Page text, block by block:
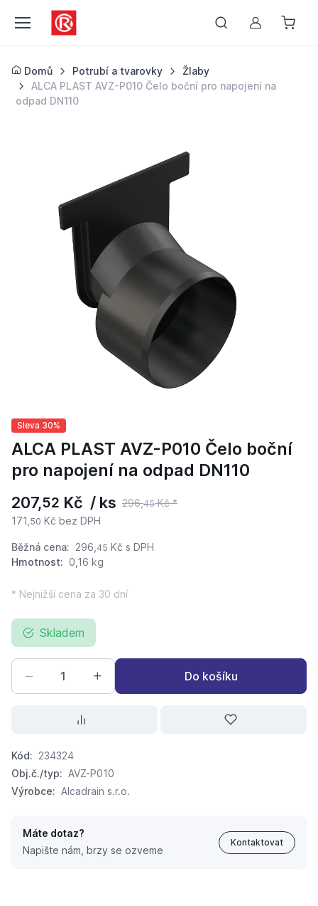
Můj účet
Domů Potrubí a tvarovky
Žlaby
ALCA PLAST AVZ-P010 Čelo boční pro napojení na
odpad DN110
Sleva 30%
ALCA PLAST AVZ-P010 Čelo boční
pro napojení na odpad DN110
207,52 Kč / ks 296,45Kč *
171, 50 Kč bez DPH
Běžná cena: 296, 45 Kč s DPH
Hmotnost: 0,16 kg
* Nejnižší cena za 30 dní
Skladem
Do košíku
Kód: 234324
Obj.č./typ: AVZ-P010
Výrobce: Alcadrain s.r.o.
Máte dotaz?
Napište nám, brzy se ozveme
Kontaktovat